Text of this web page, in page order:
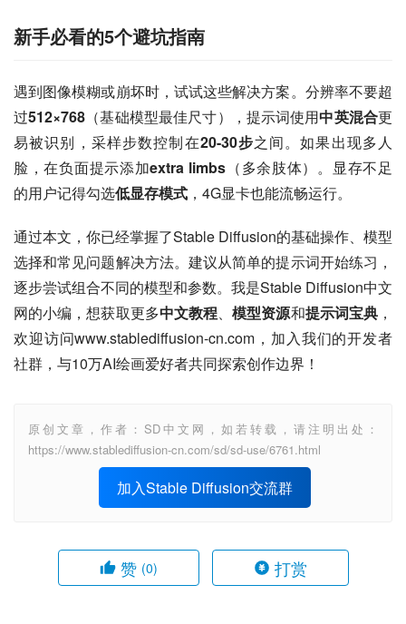
新手必看的5个避坑指南
遇到图像模糊或崩坏时，试试这些解决方案。分辨率不要超
过512×768 （基础模型最佳尺寸），提示词使用中英混合更
易被识别，采样步数控制在20-30步之间。如果出现多人
脸，在负面提示添加extra limbs （多余肢体）。显存不足
的用户记得勾选低显存模式 ，4G显卡也能流畅运行。
通过本文，你已经掌握了Stable Diffusion的基础操作、模型
选择和常见问题解决方法。建议从简单的提示词开始练习，
逐步尝试组合不同的模型和参数。我是Stable Diffusion中文
网的小编，想获取更多中文教程、模型资源和提示词宝典 ，
欢迎访问www.stablediffusion-cn.com，加入我们的开发者
社群，与10万AI绘画爱好者共同探索创作边界！
原创文章，作者：SD中文网，如若转载，请注明出处：
https://www.stablediffusion-cn.com/sd/sd-use/6761.html
加入Stable Diffusion交流群
赞 (0) 打赏